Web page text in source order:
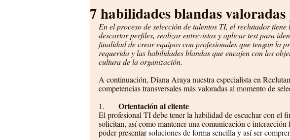
Soporte TI Desarrollo de Software Empleo
7 habilidades blandas
En el proceso de selección de talentos TI, el reclutador
descartar perfiles, realizar entrevistas y aplicar test para
finalidad de crear equipos con profesionales que tengan la
requerida y las habilidades blandas que encajen con los
cultura de la organización.
A continuación, Diana Araya nuestra especialista en
competencias transversales más valoradas al momento de
1. Orientación al cliente
El profesional TI debe tener la habilidad de escuchar con el
solicitan, así como mantener una comunicación e
poder presentar soluciones de forma sencilla y así ser